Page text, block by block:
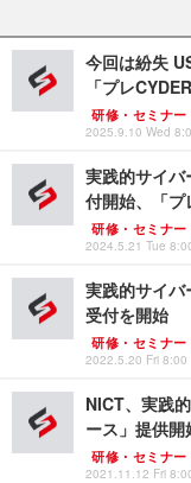
今回は紛失
「プレ
研修・セミナ
2025.9.10 Wed
実践的サイ
付開始、「プ
研修・セミナ
2024.5.21 Tue
実践的サイ
受付を開始
研修・セミナ
2022.5.20 Fri 8:00
NICT、実践
ース」提供開
研修・セミナ
2021.11.12 Fri